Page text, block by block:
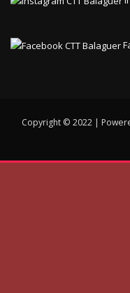
Copyright © 2022 |